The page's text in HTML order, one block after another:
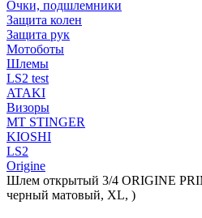
Очки, подшлемники
Защита колен
Защита рук
Мотоботы
Шлемы
LS2 test
ATAKI
Визоры
MT STINGER
KIOSHI
LS2
Origine
Шлем открытый 3/4 ORIGINE
черный матовый, XL, )